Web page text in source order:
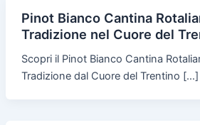
Pinot Bianco Cantina
Tradizione nel Cuore del
Scopri il Pinot Bianco Cantina
Tradizione dal Cuore del Trentino […]